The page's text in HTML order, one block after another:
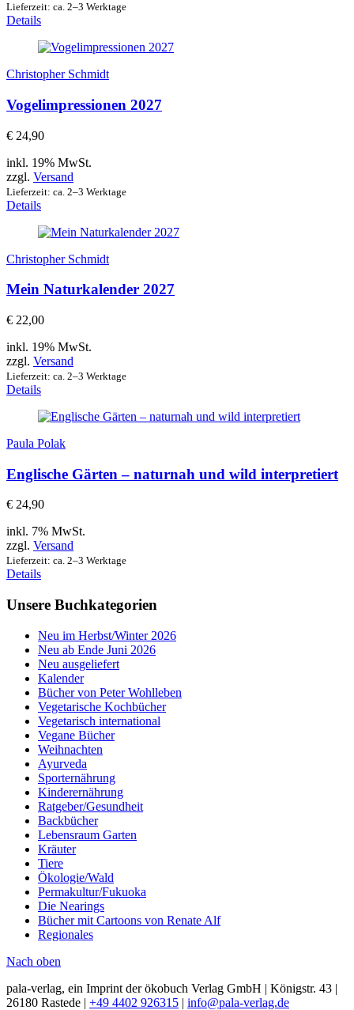
Lieferzeit: ca. 2–3 Werktage
Details
Christopher Schmidt
Vogelimpressionen 2027
€ 24,90
inkl. 19% MwSt.
zzgl. Versand
Lieferzeit: ca. 2–3 Werktage
Details
Christopher Schmidt
Mein Naturkalender 2027
€ 22,00
inkl. 19% MwSt.
zzgl. Versand
Lieferzeit: ca. 2–3 Werktage
Details
Paula Polak
Englische Gärten – naturnah und wild interpretiert
€ 24,90
inkl. 7% MwSt.
zzgl. Versand
Lieferzeit: ca. 2–3 Werktage
Details
Unsere Buchkategorien
Neu im Herbst/Winter 2026
Neu ab Ende Juni 2026
Neu ausgeliefert
Kalender
Bücher von Peter Wohlleben
Vegetarische Kochbücher
Vegetarisch international
Vegane Bücher
Weihnachten
Ayurveda
Sporternährung
Kinderernährung
Ratgeber/Gesundheit
Backbücher
Lebensraum Garten
Kräuter
Tiere
Ökologie/Wald
Permakultur/Fukuoka
Die Nearings
Bücher mit Cartoons von Renate Alf
Regionales
Nach oben
pala-verlag, ein Imprint der ökobuch Verlag GmbH | Königstr. 43 |
26180 Rastede | +49 4402 926315 | info@pala-verlag.de